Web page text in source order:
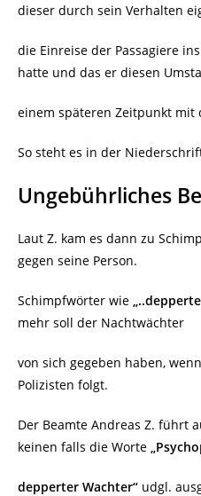
dieser durch sein Verhalten
die Einreise der Passagiere
hatte und das er diesen
einem späteren Zeitpunkt mit
So steht es in der
Ungebührliches
Laut Z. kam es dann zu
gegen seine Person.
Schimpfwörter wie
mehr soll der Nachtwächter
von sich gegeben haben,
Polizisten folgt.
Der Beamte Andreas Z. führt
keinen falls die Worte
depperter Wachter“ udgl.